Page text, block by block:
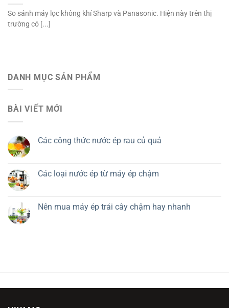
So sánh máy lọc không khí Sharp và Panasonic. Hiện này trên thị
trường có [...]
DANH MỤC SẢN PHẨM
BÀI VIẾT MỚI
Các công thức nước ép rau củ quả
Các loại nước ép từ máy ép chậm
Nên mua máy ép trái cây chậm hay nhanh